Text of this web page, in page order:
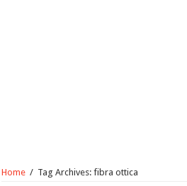
Home / Tag Archives: fibra ottica